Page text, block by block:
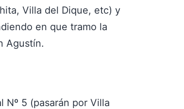
Villa del Dique, etc) y
en que tramo la
Agustín.
Nº 5 (pasarán por Villa